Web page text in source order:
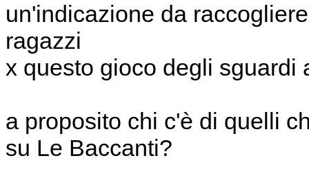
un'indicazione da raccogliere
ragazzi
x questo gioco degli sguardi
a proposito chi c'è di quelli
su Le Baccanti?